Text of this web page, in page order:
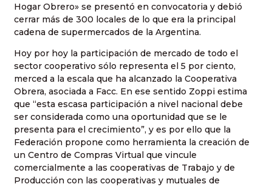
Hogar Obrero» se presentó en convocatoria y debió
cerrar más de 300 locales de lo que era la principal
cadena de supermercados de la Argentina.
Hoy por hoy la participación de mercado de todo el
sector cooperativo sólo representa el 5 por ciento,
merced a la escala que ha alcanzado la Cooperativa
Obrera, asociada a Facc. En ese sentido Zoppi estima
que “esta escasa participación a nivel nacional debe
ser considerada como una oportunidad que se le
presenta para el crecimiento”, y es por ello que la
Federación propone como herramienta la creación de
un Centro de Compras Virtual que vincule
comercialmente a las cooperativas de Trabajo y de
Producción con las cooperativas y mutuales de